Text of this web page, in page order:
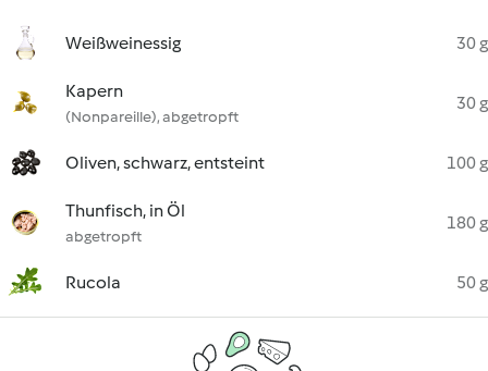
Weißweinessig 30 g
Kapern
(Nonpareille), abgetropft
30 g
Oliven, schwarz, entsteint 100 g
Thunfisch, in Öl
abgetropft
180 g
Rucola 50 g